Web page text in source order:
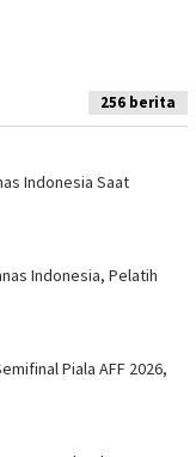
256 berita
Indonesia Saat
Indonesia, Pelatih
Piala AFF 2026,